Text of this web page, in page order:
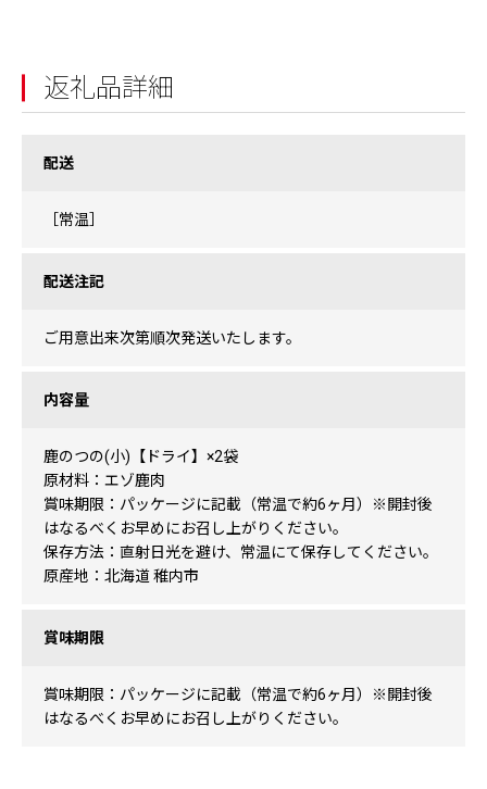
返礼品詳細
配送
［常温］
配送注記
ご用意出来次第順次発送いたします。
内容量
鹿のつの(小)【ドライ】×2袋
原材料：エゾ鹿肉
賞味期限：パッケージに記載（常温で約6ヶ月）※開封後
はなるべくお早めにお召し上がりください。
保存方法：直射日光を避け、常温にて保存してください。
原産地：北海道 稚内市
賞味期限
賞味期限：パッケージに記載（常温で約6ヶ月）※開封後
はなるべくお早めにお召し上がりください。